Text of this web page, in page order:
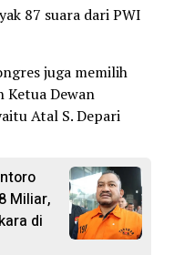
87 suara dari PWI
juga memilih
Ketua Dewan
Atal S. Depari
Miliar,
di